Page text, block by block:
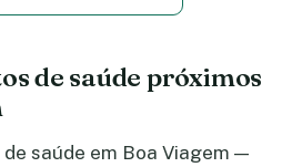
de saúde próximos
saúde em Boa Viagem —